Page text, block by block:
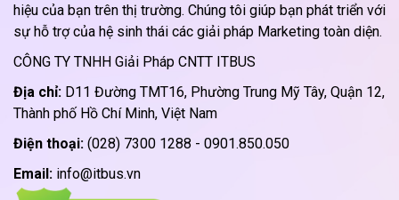
hiệu của bạn trên thị trường. Chúng tôi giúp bạn phát triển với
sự hỗ trợ của hệ sinh thái các giải pháp Marketing toàn diện.
CÔNG TY TNHH Giải Pháp CNTT ITBUS
Địa chỉ: D11 Đường TMT16, Phường Trung Mỹ Tây, Quận 12,
Thành phố Hồ Chí Minh, Việt Nam
Điện thoại: (028) 7300 1288 - 0901.850.050
Email: info@itbus.vn